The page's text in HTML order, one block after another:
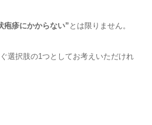
疱疹にかからない” とは限りません。
選択肢の1つとしてお考えいただけれ